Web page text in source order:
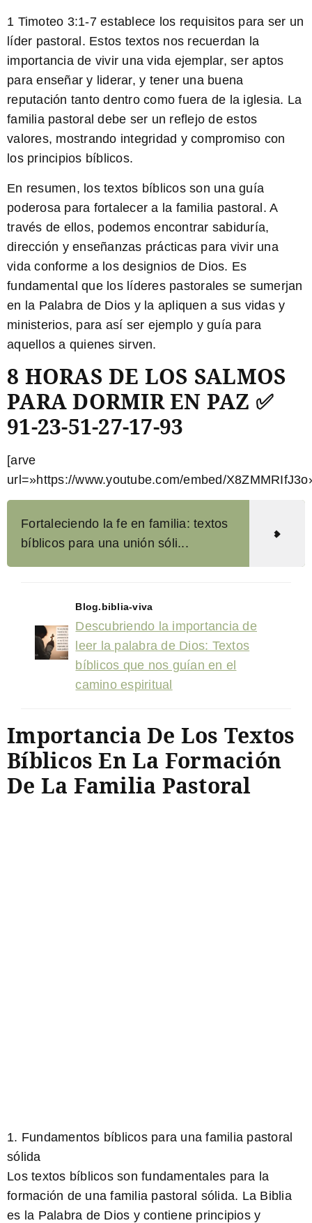
1 Timoteo 3:1-7 establece los requisitos para ser un
líder pastoral. Estos textos nos recuerdan la
importancia de vivir una vida ejemplar, ser aptos
para enseñar y liderar, y tener una buena
reputación tanto dentro como fuera de la iglesia. La
familia pastoral debe ser un reflejo de estos
valores, mostrando integridad y compromiso con
los principios bíblicos.
En resumen, los textos bíblicos son una guía
poderosa para fortalecer a la familia pastoral. A
través de ellos, podemos encontrar sabiduría,
dirección y enseñanzas prácticas para vivir una
vida conforme a los designios de Dios. Es
fundamental que los líderes pastorales se sumerjan
en la Palabra de Dios y la apliquen a sus vidas y
ministerios, para así ser ejemplo y guía para
aquellos a quienes sirven.
8 HORAS DE LOS SALMOS
PARA DORMIR EN PAZ ✅
91-23-51-27-17-93
[arve
url=»https://www.youtube.com/embed/
Fortaleciendo la fe en familia: textos
bíblicos para una unión sóli...
Blog.biblia-viva
Descubriendo la importancia de
leer la palabra de Dios: Textos
bíblicos que nos guían en el
camino espiritual
Importancia De Los Textos
Bíblicos En La Formación
De La Familia Pastoral
1. Fundamentos bíblicos para una familia pastoral
sólida
Los textos bíblicos son fundamentales para la
formación de una familia pastoral sólida. La Biblia
es la Palabra de Dios y contiene principios y